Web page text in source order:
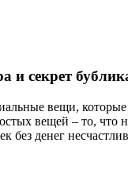
и секрет
вещи,
вещей – то,
без денег